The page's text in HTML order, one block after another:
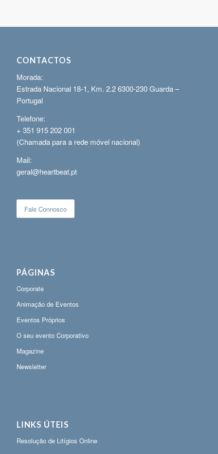
CONTACTOS
Morada:
Estrada Nacional 18-1, Km. 2.2 6300-230 Guarda –
Portugal
Telefone:
+ 351 915 202 001
(Chamada para a rede móvel nacional)
Mail:
geral@heartbeat.pt
Fale Connosco
PÁGINAS
Corporate
Animação de Eventos
Eventos Próprios
O seu evento Corporativo
Magazine
Newsletter
LINKS ÚTEIS
Resolução de Litígios Online